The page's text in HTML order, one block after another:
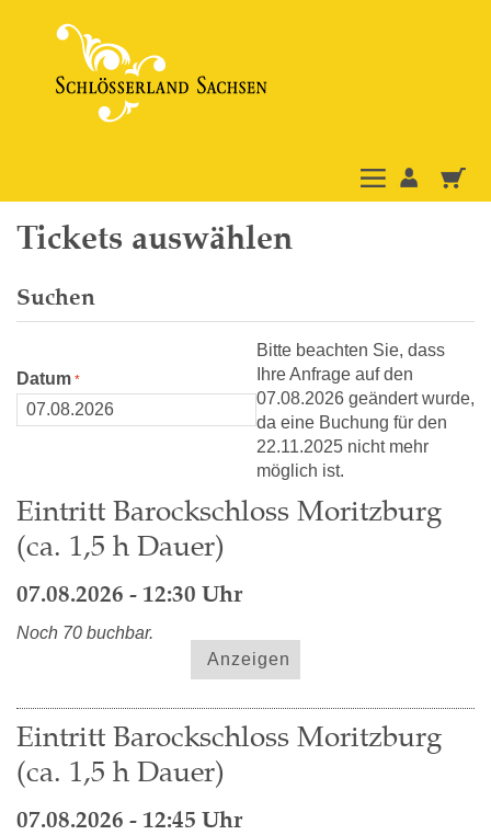
Tickets auswählen
Suchen
Datum
Bitte beachten Sie, dass
Ihre Anfrage auf den
07.08.2026 geändert wurde,
da eine Buchung für den
22.11.2025 nicht mehr
möglich ist.
Eintritt Barockschloss Moritzburg
(ca. 1,5 h Dauer)
07.08.2026 - 12:30 Uhr
Noch 70 buchbar.
Anzeigen
Eintritt Barockschloss Moritzburg
(ca. 1,5 h Dauer)
07.08.2026 - 12:45 Uhr